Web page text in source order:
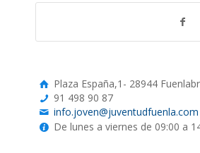
Plaza España,1- 28944
91 498 90 87
info.joven@juventudfuenla.com
De lunes a viernes de 09:00 a